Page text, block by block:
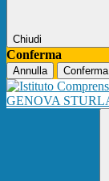
Chiudi
Conferma
Annulla Conferma
GENOVA